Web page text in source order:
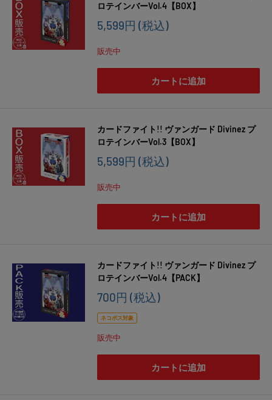
ロテインバーVol.4【BOX】
販
価
格
5,599円 (税込)
販売中
カートに追加
カードファイト!! ヴァンガード Divinez プ
ロテインバーVol.3【BOX】
販
価
格
5,599円 (税込)
販売中
カートに追加
カードファイト!! ヴァンガード Divinez プ
ロテインバーVol.4【PACK】
販
価
格
700円 (税込)
ネコポス対象
販売中
カートに追加